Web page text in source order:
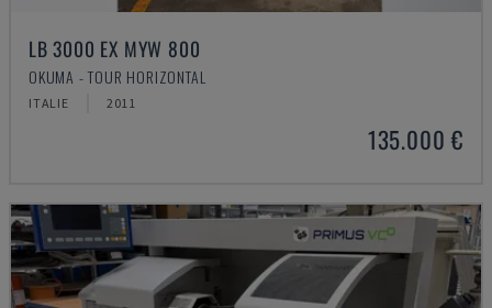
LB 3000 EX MYW 800
OKUMA - TOUR HORIZONTAL
ITALIE 2011
135.000 €